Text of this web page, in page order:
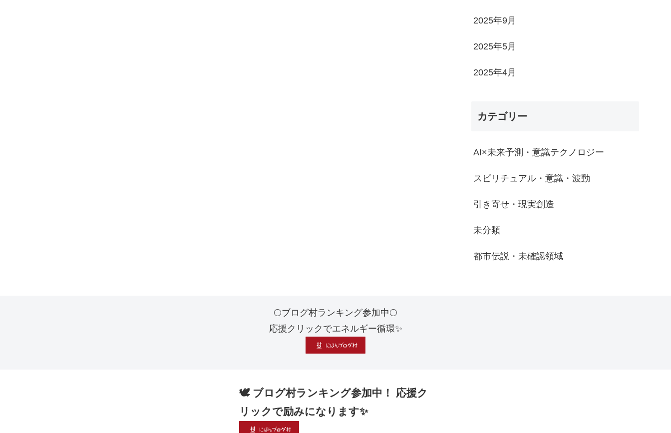
2025年9月
2025年5月
2025年4月
カテゴリー
AI×未来予測・意識テクノロジー
スピリチュアル・意識・波動
引き寄せ・現実創造
未分類
都市伝説・未確認領域
🌕ブログ村ランキング参加中🌕
応援クリックでエネルギー循環✨
🕊 ブログ村ランキング参加中！ 応援ク
リックで励みになります✨